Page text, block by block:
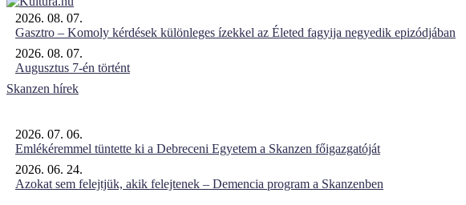
2026. 08. 07.
Gasztro – Komoly kérdések különleges ízekkel az Életed fagyija negyedik epizódjában
2026. 08. 07.
Augusztus 7-én történt
Skanzen hírek
2026. 07. 06.
Emlékéremmel tüntette ki a Debreceni Egyetem a Skanzen főigazgatóját
2026. 06. 24.
Azokat sem felejtjük, akik felejtenek – Demencia program a Skanzenben